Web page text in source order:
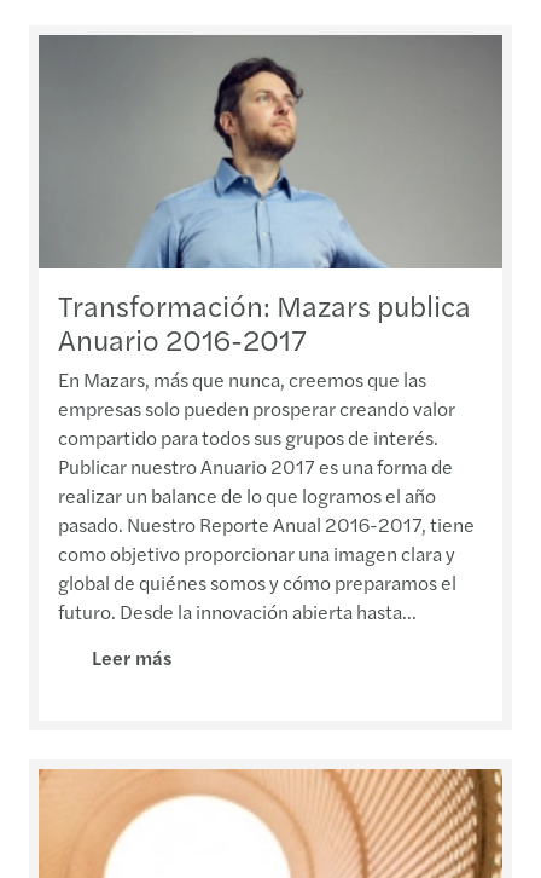
Transformación: Mazars publica
Anuario 2016-2017
En Mazars, más que nunca, creemos que las
empresas solo pueden prosperar creando valor
compartido para todos sus grupos de interés.
Publicar nuestro Anuario 2017 es una forma de
realizar un balance de lo que logramos el año
pasado. Nuestro Reporte Anual 2016-2017, tiene
como objetivo proporcionar una imagen clara y
global de quiénes somos y cómo preparamos el
futuro. Desde la innovación abierta hasta...
Leer más